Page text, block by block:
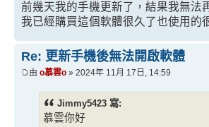
前幾天我的手機更新了，結果我無法
我已經購買這個軟體很久了也使用的
Re: 更新手機後無法開啟軟體
由 o慕雲o » 2024年 11月 17日, 14:59
Jimmy5423 寫:
慕雲你好